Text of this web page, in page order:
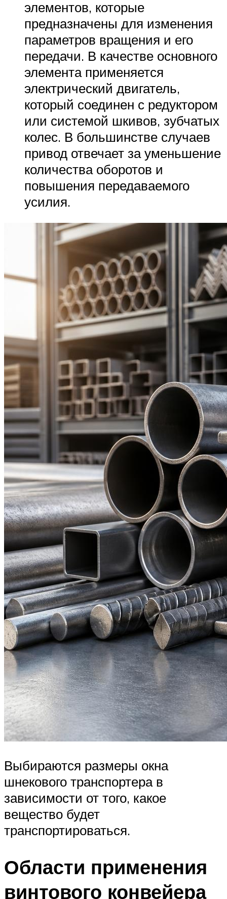
элементов, которые
предназначены для изменения
параметров вращения и его
передачи. В качестве основного
элемента применяется
электрический двигатель,
который соединен с редуктором
или системой шкивов, зубчатых
колес. В большинстве случаев
привод отвечает за уменьшение
количества оборотов и
повышения передаваемого
усилия.
Выбираются размеры окна
шнекового транспортера в
зависимости от того, какое
вещество будет
транспортироваться.
Области применения
винтового конвейера